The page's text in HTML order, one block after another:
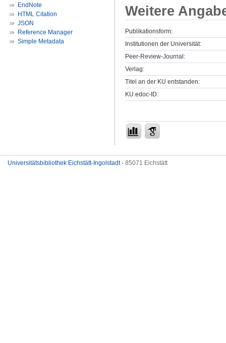
EndNote
HTML Citation
JSON
Reference Manager
Simple Metadata
Weitere
Publikationsform:
Institutionen der Universität:
Peer-Review-Journal:
Verlag:
Titel an der KU entstanden:
KU.edoc-ID:
Universitätsbibliothek Eichstätt-Ingolstadt- 85071 Eichstätt